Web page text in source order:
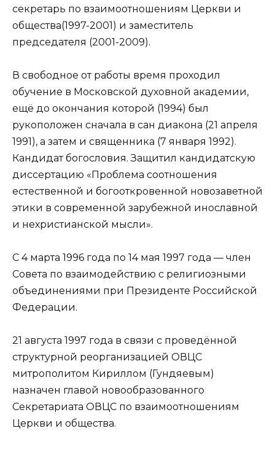
секретарь по взаимоотношениям Церкви и
общества(1997-2001) и заместитель
председателя (2001-2009).
В свободное от работы время проходил
обучение в Московской духовной академии,
ещё до окончания которой (1994) был
рукоположен сначала в сан диакона (21 апреля
1991), а затем и священника (7 января 1992).
Кандидат богословия. Защитил кандидатскую
диссертацию «Проблема соотношения
естественной и богооткровенной новозаветной
этики в современной зарубежной инославной
и нехристианской мысли».
С 4 марта 1996 года по 14 мая 1997 года — член
Совета по взаимодействию с религиозными
объединениями при Президенте Российской
Федерации.
21 августа 1997 года в связи с проведённой
структурной реорганизацией ОВЦС
митрополитом Кириллом (Гундяевым)
назначен главой новообразованного
Секретариата ОВЦС по взаимоотношениям
Церкви и общества.